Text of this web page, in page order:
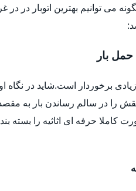
می توانیم بهترین اتوبار در در
حمل بار
برخوردار است.شاید در نگاه
را در سالم رساندن بار به
کاملا حرفه ای اثاثیه را